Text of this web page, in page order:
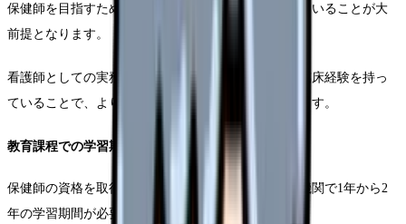
保健師を目指すためには、まず看護師免許を取得していることが大
前提となります。
看護師としての実務経験は必須ではありませんが、臨床経験を持っ
ていることで、より実践的な視点を持つことができます。
教育課程での学習期間
保健師の資格を取得するためには、指定された教育機関で1年から2
年の学習期間が必要です。